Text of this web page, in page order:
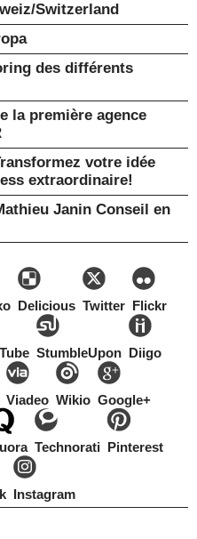
Switzerland
des différents
la première agence
votre idée
extraordinaire!
Janin Conseil en
Delicious Twitter Flickr
StumbleUpon Diigo
Viadeo Wikio Google+
Technorati Pinterest
Instagram